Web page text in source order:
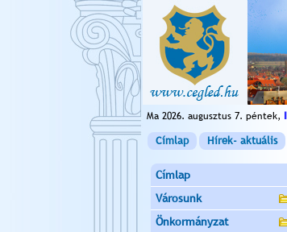
Ma 2026. augusztus 7. péntek,
Címlap Hírek- aktuális
Címlap
Városunk
Önkormányzat